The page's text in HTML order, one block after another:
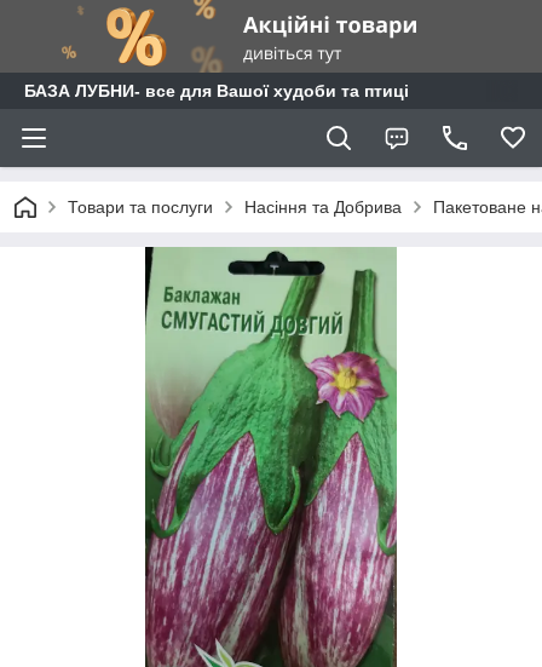
БАЗА ЛУБНИ- все для Вашої худоби та птиці
Товари та послуги Насіння та Добрива Пакетоване